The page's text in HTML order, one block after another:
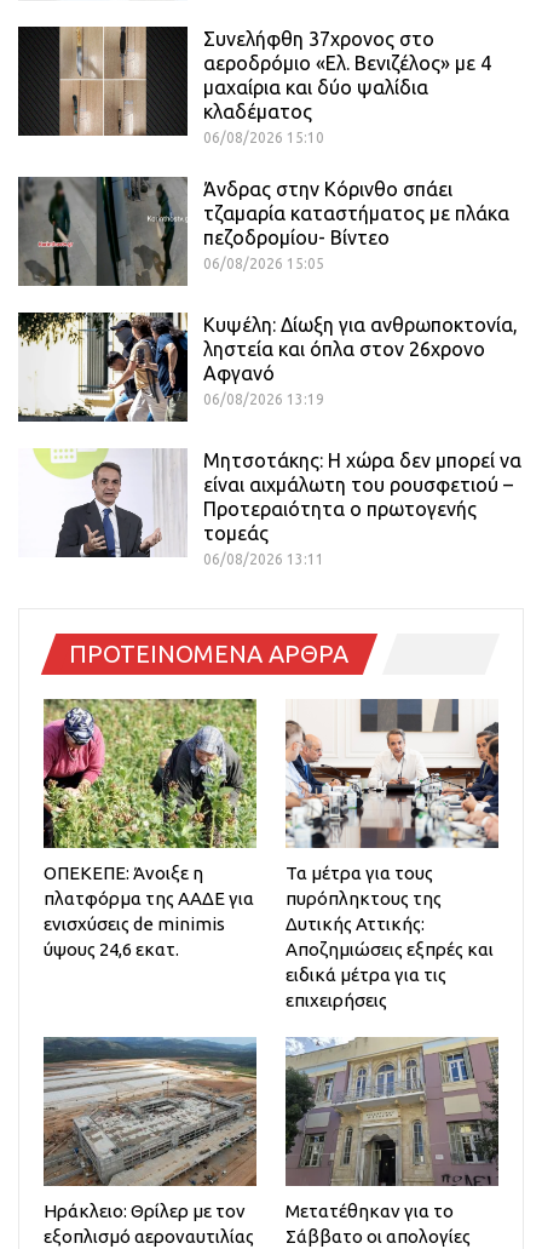
Συνελήφθη 37χρονος στο
αεροδρόμιο «Ελ. Βενιζέλος» με 4
μαχαίρια και δύο ψαλίδια
κλαδέματος
06/08/2026 15:10
Άνδρας στην Κόρινθο σπάει
τζαμαρία καταστήματος με πλάκα
πεζοδρομίου- Βίντεο
06/08/2026 15:05
Κυψέλη: Δίωξη για ανθρωποκτονία,
ληστεία και όπλα στον 26χρονο
Αφγανό
06/08/2026 13:19
Μητσοτάκης: Η χώρα δεν μπορεί να
είναι αιχμάλωτη του ρουσφετιού –
Προτεραιότητα ο πρωτογενής
τομεάς
06/08/2026 13:11
ΠΡΟΤΕΙΝΟΜΕΝΑ ΑΡΘΡΑ
ΟΠΕΚΕΠΕ: Άνοιξε η
πλατφόρμα της ΑΑΔΕ για
ενισχύσεις de minimis
ύψους 24,6 εκατ.
Τα μέτρα για τους
πυρόπληκτους της
Δυτικής Αττικής:
Αποζημιώσεις εξπρές και
ειδικά μέτρα για τις
επιχειρήσεις
Ηράκλειο: Θρίλερ με τον
εξοπλισμό αεροναυτιλίας
Μετατέθηκαν για το
Σάββατο οι απολογίες